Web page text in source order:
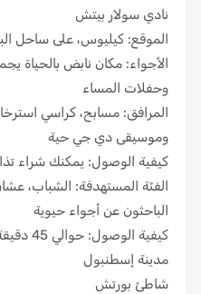
نادي سولار بيتش
الموقع: كيليوس، على ساحل
الأجواء: مكان نابض بالحياة
وحفلات المساء
المرافق: مسابح، كراسي
وموسيقى دي جي حية
كيفية الوصول: يمكنك شراء
الفئة المستهدفة: الشباب،
الباحثون عن أجواء حيوية
كيفية
مدينة إسطنبول
شاطئ بورتش